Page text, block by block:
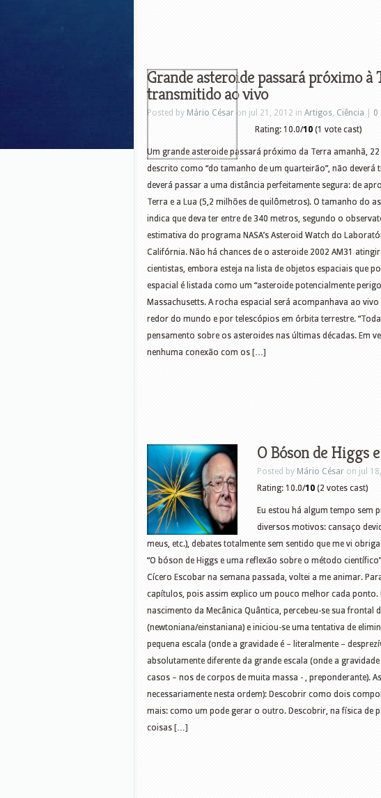
Grande asteroide passará próximo à
transmitido ao vivo
Posted by Mário César on jul 21, 2012 in Artigos, Ciência
0
Rating: 10.0/10 (1 vote cast)
Um grande asteroide passará próximo da Terra amanhã,
descrito como “do tamanho de um quarteirão”, não
deverá passar a uma distância perfeitamente segura: de
Terra e a Lua (5,2 milhões de quilômetros). O tamanho do
indica que deva ter entre de 340 metros, segundo o
estimativa do programa NASA’s Asteroid Watch do
Califórnia. Não há chances de o asteroide 2002 AM31
cientistas, embora esteja na lista de objetos espaciais que
espacial é listada como um “asteroide potencialmente
Massachusetts. A rocha espacial será acompanhava ao
redor do mundo e por telescópios em órbita terrestre.
pensamento sobre os asteroides nas últimas décadas. Em
nenhuma conexão com os […]
O Bóson de Higgs
Posted by Mário César on jul
Rating: 10.0/10 (2 votes cast)
Eu estou há algum tempo sem
diversos motivos: cansaço
meus, etc.), debates totalmente sem sentido que me vi
“O bóson de Higgs e uma reflexão sobre o método
Cícero Escobar na semana passada, voltei a me animar.
capítulos, pois assim explico um pouco melhor cada ponto.
nascimento da Mecânica Quântica, percebeu-se sua frontal
(newtoniana/einstaniana) e iniciou-se uma tentativa de
pequena escala (onde a gravidade é – literalmente –
absolutamente diferente da grande escala (onde a
casos – nos de corpos de muita massa - , preponderante).
necessariamente nesta ordem): Descobrir como dois
mais: como um pode gerar o outro. Descobrir, na física de
coisas […]